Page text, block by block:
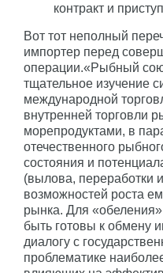
контракт и
Вот тот неполный
импортер перед
операции.«Рыбный
тщательное изучение
международной
внутренней торговли
морепродуктами, в
отечественного
состояния и
(вылова, переработки
возможностей роста
рынка. Для
быть готовы к обмену
диалогу с
проблематике